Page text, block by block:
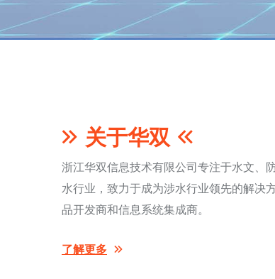
关于华双
浙江华双信息技术有限公司专注于水文、
水行业，致力于成为涉水行业领先的解决
品开发商和信息系统集成商。
了解更多